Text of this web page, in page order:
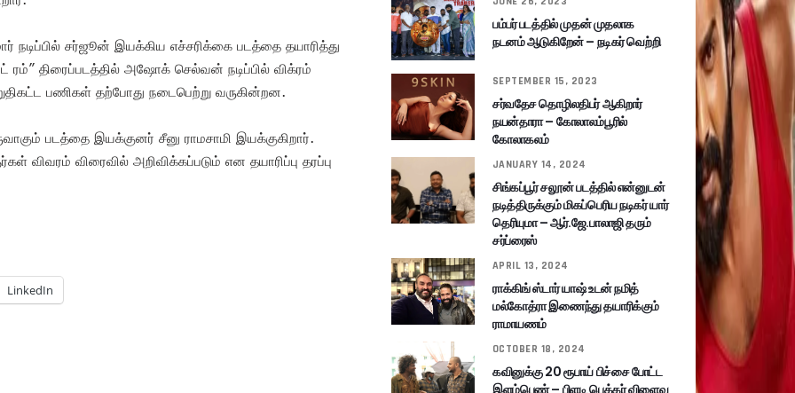
நடிப்பில் சர்ஜூன் இயக்கிய எச்சரிக்கை படத்தை தயாரித்து
திரைப்படத்தில் அஷோக் செல்வன் நடிப்பில் விக்ரம்
பணிகள் தற்போது நடைபெற்று வருகின்றன.
படத்தை இயக்குனர் சீனு ராமசாமி இயக்குகிறார்.
விவரம் விரைவில் அறிவிக்கப்படும் என தயாரிப்பு தரப்பு
LinkedIn
பம்பர் படத்தில் முதன் முதலாக
நடனம் ஆடுகிறேன் – நடிகர் வெற்றி
SEPTEMBER 15, 2023
சர்வதேச தொழிலதிபர் ஆகிறார்
நயன்தாரா – கோலாலம்பூரில்
கோலாகலம்
JANUARY 14, 2024
சிங்கப்பூர் சலூன் படத்தில் என்னுடன்
நடித்திருக்கும் மிகப்பெரிய நடிகர் யார்
தெரியுமா – ஆர்.ஜே.பாலாஜி தரும்
சர்ப்ரைஸ்
APRIL 13, 2024
ராக்கிங் ஸ்டார் யாஷ் உடன் நமித்
மல்கோத்ரா இணைந்து தயாரிக்கும்
ராமாயணம்
OCTOBER 18, 2024
கவினுக்கு 20 ரூபாய் பிச்சை போட்ட
இளம்பெண் – பிளடி பெக்கர் விளைவு